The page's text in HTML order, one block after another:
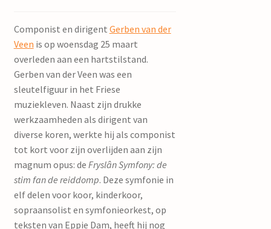
contact
mijn account
Componist en dirigent Gerben van der
Veen is op woensdag 25 maart
overleden aan een hartstilstand.
Gerben van der Veen was een
sleutelfiguur in het Friese
muziekleven. Naast zijn drukke
werkzaamheden als dirigent van
diverse koren, werkte hij als componist
tot kort voor zijn overlijden aan zijn
magnum opus: de Fryslân Symfony: de
stim fan de reiddomp. Deze symfonie in
elf delen voor koor, kinderkoor,
sopraansolist en symfonieorkest, op
teksten van Eppie Dam, heeft hij nog